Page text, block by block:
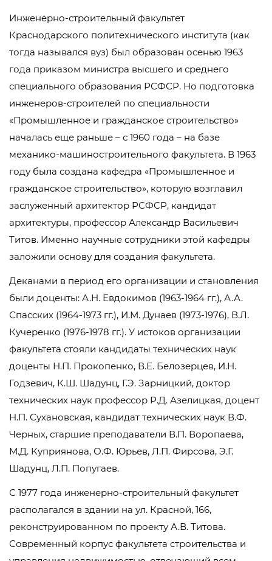
Инженерно-строительный факультет
Краснодарского политехнического института (как
тогда назывался вуз) был образован осенью 1963
года приказом министра высшего и среднего
специального образования РСФСР. Но подготовка
инженеров-строителей по специальности
«Промышленное и гражданское строительство»
началась еще раньше – с 1960 года – на базе
механико-машиностроительного факультета. В 1963
году была создана кафедра «Промышленное и
гражданское строительство», которую возглавил
заслуженный архитектор РСФСР, кандидат
архитектуры, профессор Александр Васильевич
Титов. Именно научные сотрудники этой кафедры
заложили основу для создания факультета.
Деканами в период его организации и становления
были доценты: А.Н. Евдокимов (1963-1964 гг.), А.А.
Спасских (1964-1973 гг.), И.М. Дунаев (1973-1976), В.Л.
Кучеренко (1976-1978 гг.). У истоков организации
факультета стояли кандидаты технических наук
доценты Н.П. Прокопенко, В.Е. Белозерцев, И.Н.
Годзевич, К.Ш. Шадунц, Г.Э. Зарницкий, доктор
технических наук профессор Р.Д. Азелицкая, доцент
Н.П. Сухановская, кандидат технических наук В.Ф.
Черных, старшие преподаватели В.П. Воропаева,
М.Д. Куприянова, О.Ф. Юрьев, Л.П. Фирсова, Э.Г.
Шадунц, Л.П. Попугаев.
С 1977 года инженерно-строительный факультет
располагался в здании на ул. Красной, 166,
реконструированном по проекту А.В. Титова.
Современный корпус факультета строительства и